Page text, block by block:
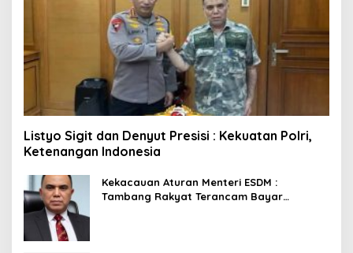
Listyo Sigit dan Denyut Presisi : Kekuatan Polri,
Ketenangan Indonesia
Kekacauan Aturan Menteri ESDM :
Tambang Rakyat Terancam Bayar